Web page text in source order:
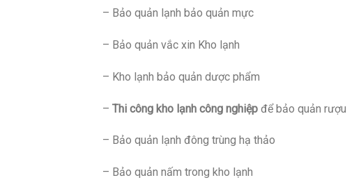
– Bảo quản lạnh bảo quản mực
– Bảo quản vắc xin Kho lạnh
– Kho lạnh bảo quản dược phẩm
– Thi công kho lạnh công nghiệp để bảo quản rượu
– Bảo quản lạnh đông trùng hạ thảo
– Bảo quản nấm trong kho lạnh